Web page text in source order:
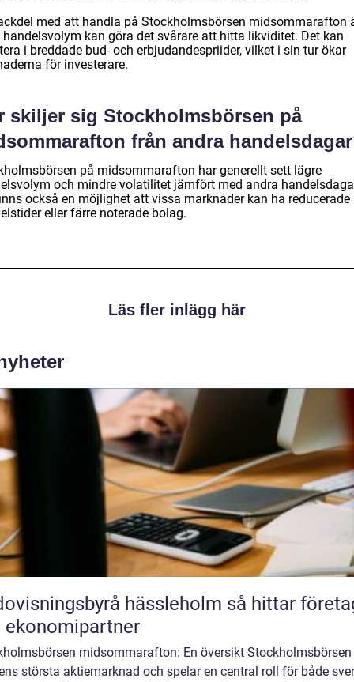
med att handla på Stockholmsbörsen midsommarafton
handelsvolym kan göra det svårare att hitta likviditet. Det kan
i breddade bud- och erbjudandespriider, vilket i sin tur ökar
för investerare.
skiljer sig Stockholmsbörsen på
från andra
på midsommarafton har generellt sett lägre
och mindre volatilitet jämfört med andra
också en möjlighet att vissa marknader kan ha reducerade
eller färre noterade bolag.
Läs fler inlägg här
hässleholm så hittar företag
ekonomipartner
midsommarafton: En översikt Stockholmsbörsen
största aktiemarknad och spelar en central roll för både